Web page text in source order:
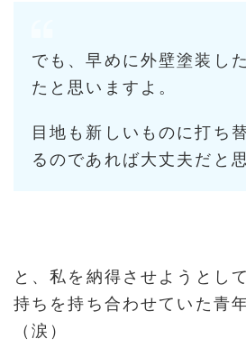
でも、早めに外壁塗装し
たと思いますよ。
目地も新しいものに打ち
るのであれば大丈夫だと
と、私を納得させようとし
持ちを持ち合わせていた青
（涙）